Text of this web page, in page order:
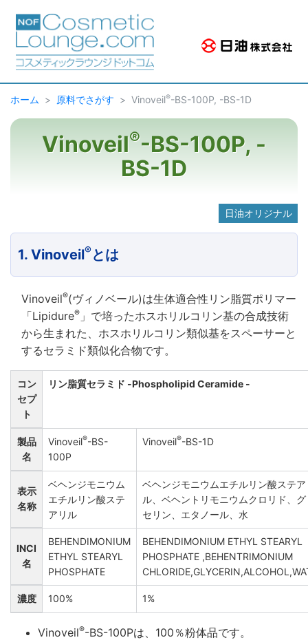
ホーム 原料でさがす Vinoveil®-BS-100P, -BS-1D
Vinoveil®-BS-100P, -
BS-1D
日油オリジナル
1. Vinoveil®とは
Vinoveil®(ヴィノベール)は生体適合性リン脂質ポリマー
「Lipidure® 」で培ったホスホリルコリン基の合成技術
から生まれた、ホスホリルコリン類似基をスペーサーと
するセラミド類似化合物です。
コン
セプ
ト
リン脂質セラミド -Phospholipid Ceramide -
製品
名
Vinoveil®-BS-
100P
Vinoveil®-BS-1D
表示
名称
ベヘンジモニウム
エチルリン酸ステ
アリル
ベヘンジモニウムエチルリン酸ステア
ル、ベヘントリモニウムクロリド、グ
セリン、エタノール、水
INCI
名
BEHENDIMONIUM
ETHYL STEARYL
PHOSPHATE
BEHENDIMONIUM ETHYL STEARYL
PHOSPHATE ,BEHENTRIMONIUM
濃度 100% 1%
Vinoveil®-BS-100Pは、100％粉体品です。